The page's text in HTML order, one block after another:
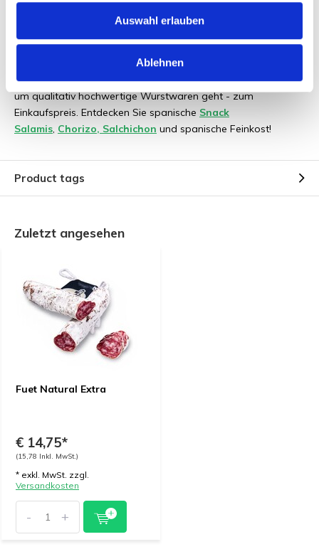
Auswahl erlauben
Ablehnen
Marke: Monsieur Saucisson
Als Spezialist für den Import von getrockneten Wurstwaren
und Feinkost aus Spanien, sindwirIhre Anlaufstellen, wenn es
um qualitativ hochwertige Wurstwaren geht - zum
Einkaufspreis. Entdecken Sie spanische Snack
Salamis, Chorizo, Salchichon und spanische Feinkost!
Product tags
Zuletzt angesehen
Fuet Natural Extra
€ 14,75*
(15,78 Inkl. MwSt.)
* exkl. MwSt. zzgl.
Versandkosten
- +